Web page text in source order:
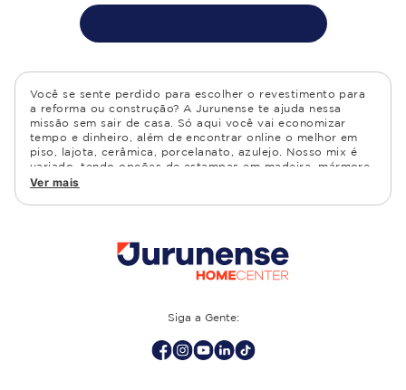
Você se sente perdido para escolher o revestimento para
a reforma ou construção? A Jurunense te ajuda nessa
missão sem sair de casa. Só aqui você vai economizar
tempo e dinheiro, além de encontrar online o melhor em
piso, lajota, cerâmica, porcelanato, azulejo. Nosso mix é
variado, tendo opções de estampas em madeira, mármore,
granito, cimento, geométrico, e muito mais Confira as
cozinha, quarto, sala de estar.
Ver mais
Siga a Gente: